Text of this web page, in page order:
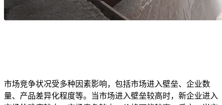
市场竞争状况受多种因素影响，包括市场进入壁垒、企业数
量、产品差异化程度等。当市场进入壁垒较高时，新企业进入